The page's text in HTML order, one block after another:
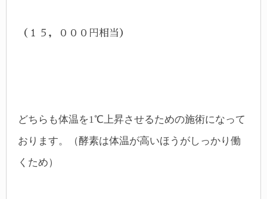
（１５，０００円相当）
どちらも体温を1℃上昇させるための施術になって
おります。（酵素は体温が高いほうがしっかり働
くため）